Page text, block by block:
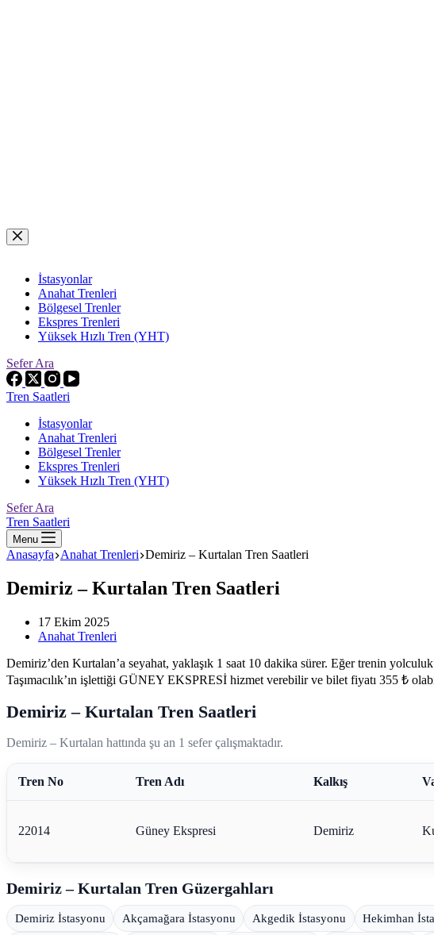
Skip
to
İstasyonlar
Anahat Trenleri
Bölgesel Trenler
Ekspres Trenleri
Yüksek Hızlı Tren (YHT)
Sefer Ara
Tren Saatleri
İstasyonlar
Anahat Trenleri
Bölgesel Trenler
Ekspres Trenleri
Yüksek Hızlı Tren (YHT)
Sefer Ara
Tren Saatleri
Menu
Anasayfa Anahat Trenleri Demiriz – Kurtalan Tren Saatleri
Demiriz – Kurtalan Tren Saatleri
17 Ekim 2025
Anahat Trenleri
Demiriz’den Kurtalan’a seyahat, yaklaşık 1 saat 10 dakika sürer. Eğer trenin
Taşımacılık’ın işlettiği GÜNEY EKSPRESİ hizmet verebilir ve bilet fiyatı 355 ₺
Demiriz – Kurtalan Tren Saatleri
Demiriz – Kurtalan hattında şu an 1 sefer çalışmaktadır.
Tren No Tren Adı Kalkış
22014 Güney Ekspresi Demiriz
Demiriz – Kurtalan Tren Güzergahları
Demiriz İstasyonu Akçamağara İstasyonu Akgedik İstasyonu Hekimhan